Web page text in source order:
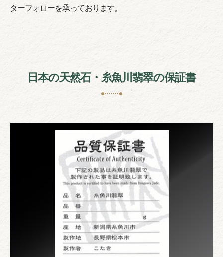
ターフォローを承っております。
日本の天然石・糸魚川翡翠の保証書